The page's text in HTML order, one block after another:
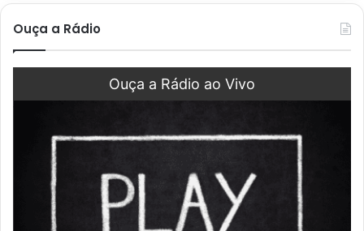
Ouça a Rádio
Ouça a Rádio ao Vivo